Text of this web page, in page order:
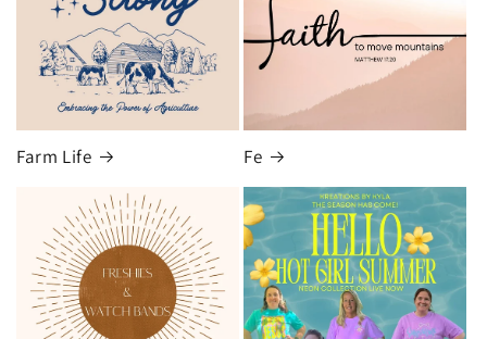
Farm Life Fe